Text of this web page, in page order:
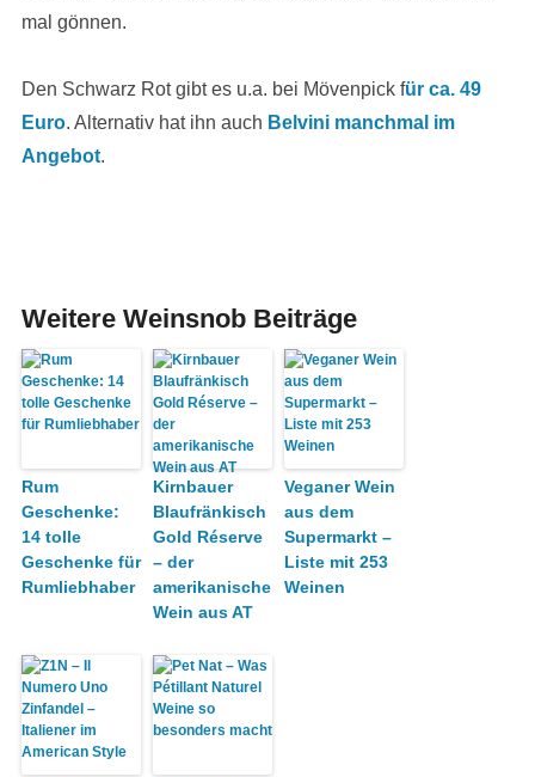
mal gönnen.
Den Schwarz Rot gibt es u.a. bei Mövenpick für ca. 49
Euro. Alternativ hat ihn auch Belvini manchmal im
Angebot.
Weitere Weinsnob Beiträge
Rum
Geschenke:
14 tolle
Geschenke für
Rumliebhaber
Kirnbauer
Blaufränkisch
Gold Réserve
– der
amerikanische
Wein aus AT
Veganer Wein
aus dem
Supermarkt –
Liste mit 253
Weinen